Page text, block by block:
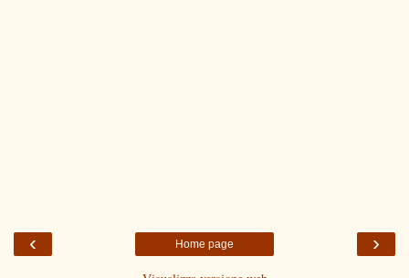
‹ ›
Home page